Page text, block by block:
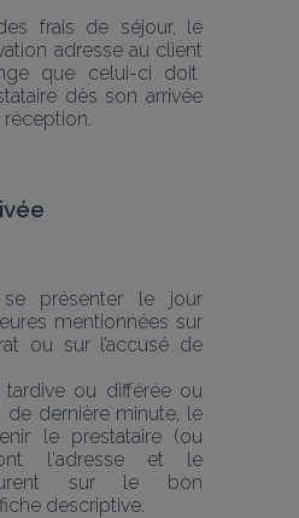
frais de séjour, le
adresse au client
que celui-ci doit
dès son arrivée
présenter le jour
mentionnées sur
ou sur l’accusé de
tardive ou différée ou
dernière minute, le
le prestataire (ou
l'adresse et le
sur le bon
descriptive.